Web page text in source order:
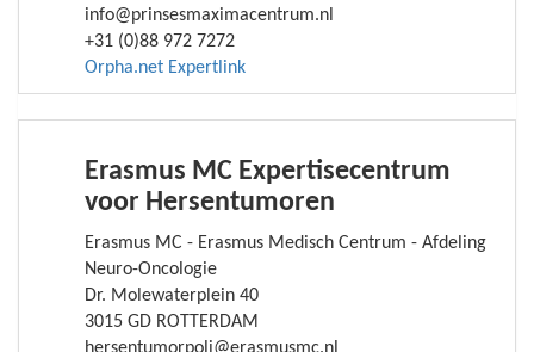
info@prinsesmaximacentrum.nl
+31 (0)88 972 7272
Orpha.net Expertlink
Erasmus MC Expertisecentrum
voor Hersentumoren
Erasmus MC - Erasmus Medisch Centrum - Afdeling
Neuro-Oncologie
Dr. Molewaterplein 40
3015 GD ROTTERDAM
hersentumorpoli@erasmusmc.nl